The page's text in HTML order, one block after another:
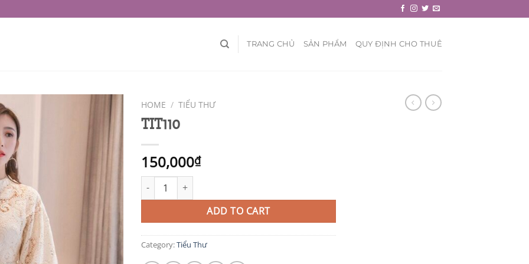
TRANG CHỦ SẢN PHẨM QUY ĐỊNH CHO THUÊ
HOME / TIỂU THƯ
TIT110
150,000₫
TIT110 quantity
ADD TO CART
Category:Tiểu Thư